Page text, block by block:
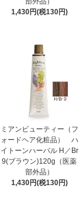
1,430円(税130円)
ミアンビューティー（フ
ォードヘア化粧品） ハ
イトーンハーバル H／Br
9(ブラウン)120g（医薬
部外品）
1,430円(税130円)